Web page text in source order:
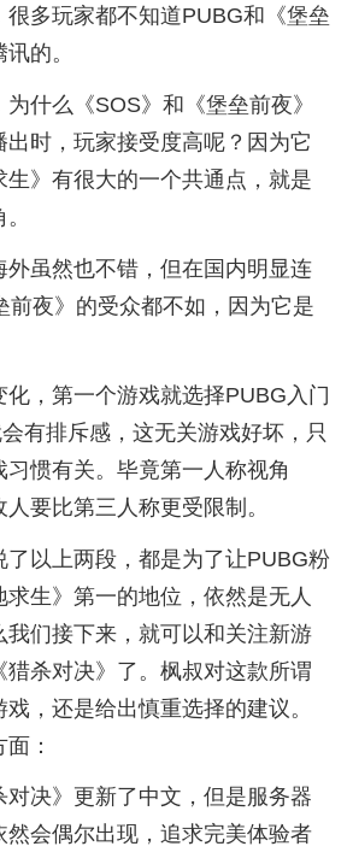
很多玩家都不知道PUBG和《堡垒
的。
什么《SOS》和《堡垒前夜》
时，玩家接受度高呢？因为它
生》有很大的一个共通点，就是
外虽然也不错，但在国内明显连
前夜》的受众都不如，因为它是
，第一个游戏就选择PUBG入门
有排斥感，这无关游戏好坏，只
惯有关。毕竟第一人称视角
要比第三人称更受限制。
了以上两段，都是为了让PUBG粉
生》第一的地位，依然是无人
我们接下来，就可以和关注新游
猎杀对决》了。枫叔对这款所谓
，还是给出慎重选择的建议。
：
对决》更新了中文，但是服务器
然会偶尔出现，追求完美体验者